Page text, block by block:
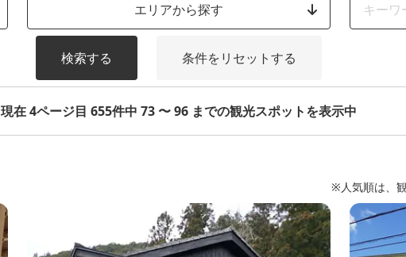
エリアから探す
検索する 条件をリセットする
現在 4ページ目 655件中 73 〜 96 までの観光スポットを表示中
※人気順は、